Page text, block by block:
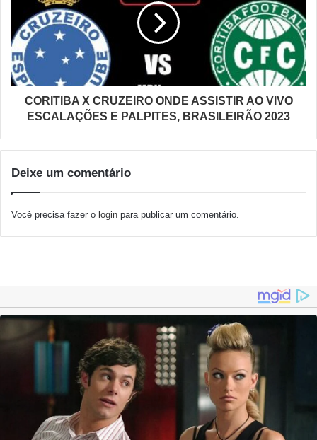
CORITIBA X CRUZEIRO ONDE ASSISTIR AO VIVO
ESCALAÇÕES E PALPITES, BRASILEIRÃO 2023
Deixe um comentário
Você precisa fazer o login para publicar um comentário.